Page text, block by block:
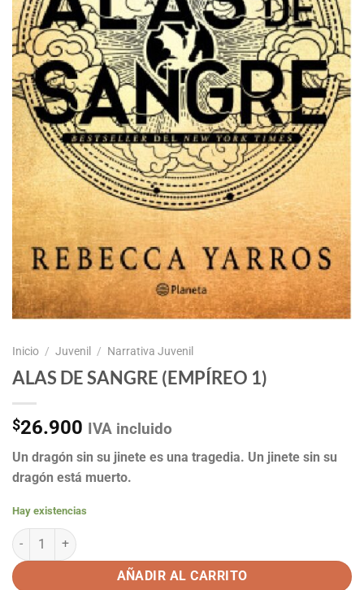
Inicio / Juvenil / Narrativa Juvenil
ALAS DE SANGRE (EMPÍREO 1)
$26.900 IVA incluido
Un dragón sin su jinete es una tragedia. Un jinete sin su
dragón está muerto.
Hay existencias
ALAS DE SANGRE (EMPÍREO 1) cantidad
AÑADIR AL CARRITO